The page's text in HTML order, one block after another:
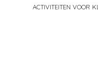
ACTIVITEITEN VOOR